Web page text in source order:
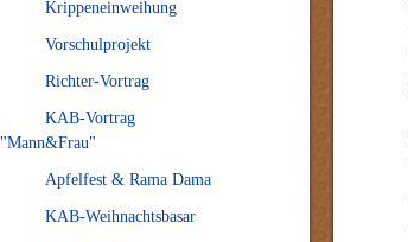
Krippeneinweihung
Vorschulprojekt
Richter-Vortrag
KAB-Vortrag
"Mann&Frau"
Apfelfest & Rama Dama
KAB-Weihnachtsbasar